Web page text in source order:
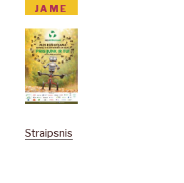
JAME
Straipsnis